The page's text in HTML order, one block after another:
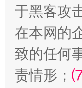
解纷+调解+
于黑客攻
在本网的
致的任何
责情形；